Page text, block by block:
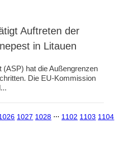
Auftreten der
in Litauen
hat die Außengrenzen
Die EU-Kommission
1027 1028 ⋅⋅⋅ 1102 1103 1104